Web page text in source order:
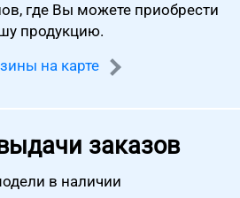
где Вы можете приобрести
продукцию.
на карте
заказов
в наличии